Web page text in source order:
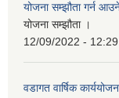
योजना सम्झौता गर्न
योजना सम्झौता ।
12/09/2022 - 12:29
वडागत वार्षिक